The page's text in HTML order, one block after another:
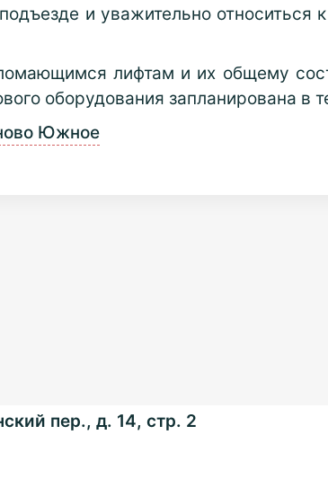
и уважительно
лифтам и их общему
оборудования запланирована в
Южное
пер., д. 14, стр. 2